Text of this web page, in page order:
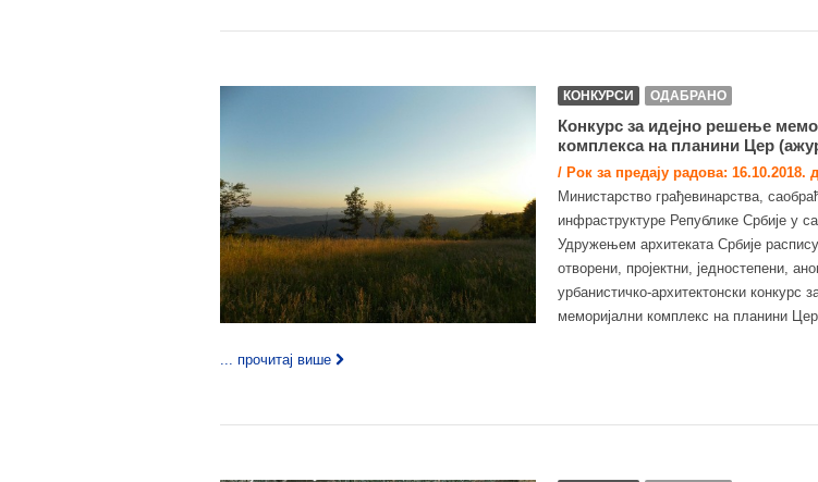
КОНКУРСИ ОДАБРАНО
Конкурс за идејно решење
комплекса на планини Цер
/ Рок за предају радова: 16.10.2018.
Министарство грађевинарства,
инфраструктуре Републике Србије у
Удружењем архитеката Србије
отворени, пројектни, једностепени,
урбанистичко-архитектонски конкурс
меморијални комплекс на планини
... прочитај више